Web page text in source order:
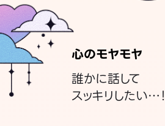
心のモヤモヤ
誰かに話して
スッキリしたい…！